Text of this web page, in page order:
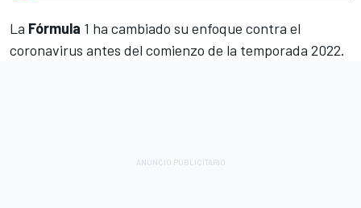
La Fórmula 1 ha cambiado su enfoque contra el
coronavirus antes del comienzo de la temporada 2022.